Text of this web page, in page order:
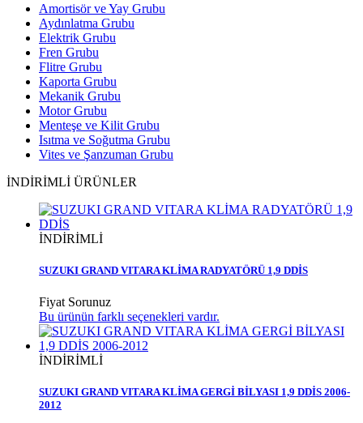
Amortisör ve Yay Grubu
Aydınlatma Grubu
Elektrik Grubu
Fren Grubu
Flitre Grubu
Kaporta Grubu
Mekanik Grubu
Motor Grubu
Menteşe ve Kilit Grubu
Isıtma ve Soğutma Grubu
Vites ve Şanzuman Grubu
İNDİRİMLİ ÜRÜNLER
İNDİRİMLİ
SUZUKI GRAND VITARA KLİMA RADYATÖRÜ 1,9 DDİS
Fiyat Sorunuz
Bu ürünün farklı seçenekleri vardır.
İNDİRİMLİ
SUZUKI GRAND VITARA KLİMA GERGİ BİLYASI 1,9 DDİS 2006-
2012